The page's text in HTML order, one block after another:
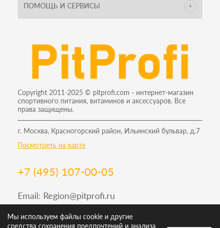
ПОМОЩЬ И СЕРВИСЫ
Copyright 2011-2025 © pitprofi.com - интернет-магазин
спортивного питания, витаминов и аксессуаров. Все
права защищены.
г. Москва, Красногорский район, Ильинский бульвар, д.7
Посмотреть на карте
+7 (495) 107-00-05
Email: Region@pitprofi.ru
График работы Пн-Пт: 9-19, Сб: 10-18 Вс: 12-18
Мы используем файлы cookie и другие
средства сохранения предпочтений и анализа